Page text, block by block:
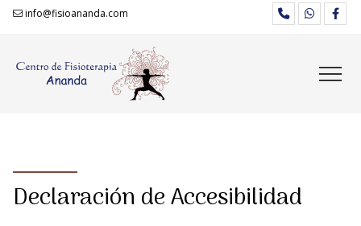
info@fisioananda.com
Declaración de Accesibilidad